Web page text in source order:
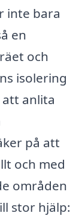
inte bara
en
och
isolering
anlita
på att
och med
områden
stor hjälp: